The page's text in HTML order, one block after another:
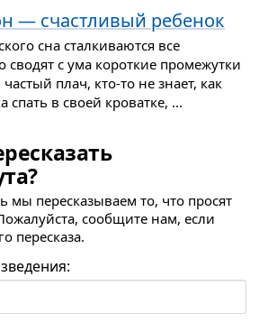
— счастливый ребенок
сна сталкиваются все
сводят с ума короткие промежутки
плач, кто-то не знает, как
спать в своей кроватке, ...
мы пересказываем то, что просят
сообщите нам, если
пересказа.